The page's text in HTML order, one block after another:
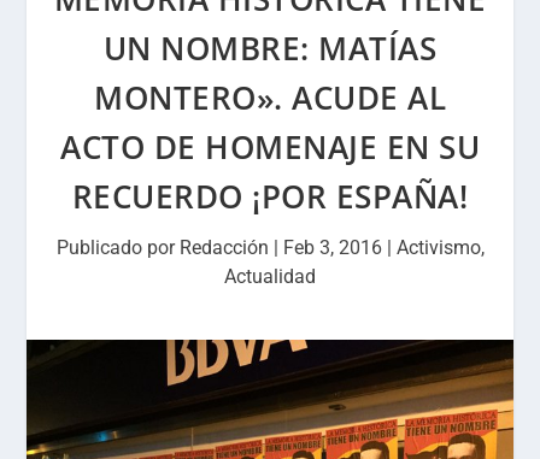
UN NOMBRE: MATÍAS
MONTERO». ACUDE AL
ACTO DE HOMENAJE EN SU
RECUERDO ¡POR ESPAÑA!
Publicado por Redacción | Feb 3, 2016| Activismo,
Actualidad